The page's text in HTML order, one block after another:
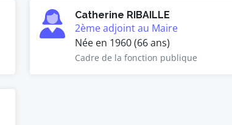
Catherine RIBAILLE
2ème adjoint au Maire
Née en 1960 (66 ans)
Cadre de la fonction publique